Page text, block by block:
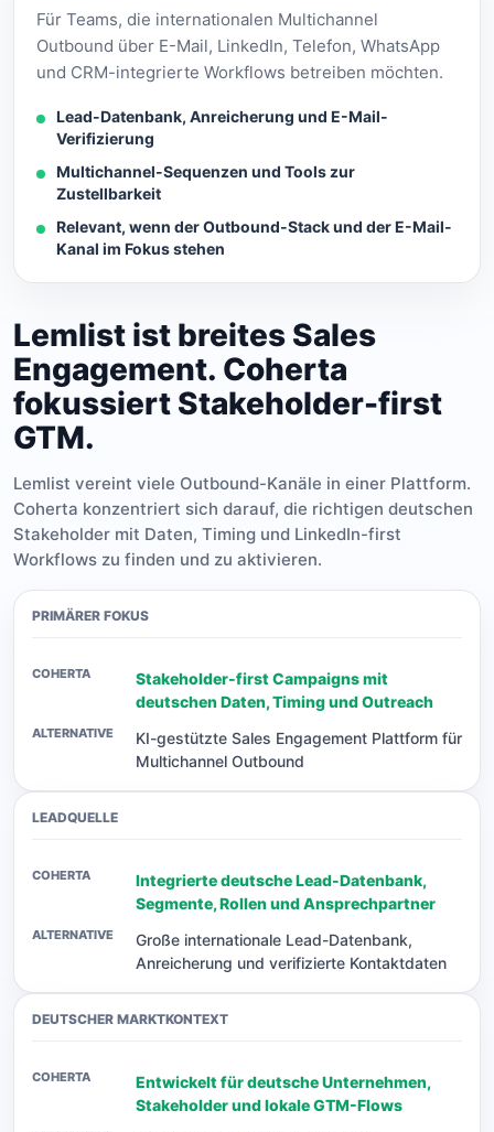
Für Teams, die internationalen Multichannel
Outbound über E-Mail, LinkedIn, Telefon, WhatsApp
und CRM-integrierte Workflows betreiben möchten.
Lead-Datenbank, Anreicherung und E-Mail-
Verifizierung
Multichannel-Sequenzen und Tools zur
Zustellbarkeit
Relevant, wenn der Outbound-Stack und der E-Mail-
Kanal im Fokus stehen
Lemlist ist breites Sales
Engagement. Coherta
fokussiert Stakeholder-first
GTM.
Lemlist vereint viele Outbound-Kanäle in einer Plattform.
Coherta konzentriert sich darauf, die richtigen deutschen
Stakeholder mit Daten, Timing und LinkedIn-first
Workflows zu finden und zu aktivieren.
PRIMÄRER FOKUS
Stakeholder-first Campaigns mit
deutschen Daten, Timing und Outreach
KI-gestützte Sales Engagement Plattform für
Multichannel Outbound
LEADQUELLE
Integrierte deutsche Lead-Datenbank,
Segmente, Rollen und Ansprechpartner
Große internationale Lead-Datenbank,
Anreicherung und verifizierte Kontaktdaten
DEUTSCHER MARKTKONTEXT
Entwickelt für deutsche Unternehmen,
Stakeholder und lokale GTM-Flows